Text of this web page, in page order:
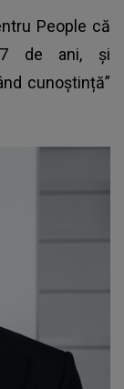
People că
de ani, și
cunoștință”